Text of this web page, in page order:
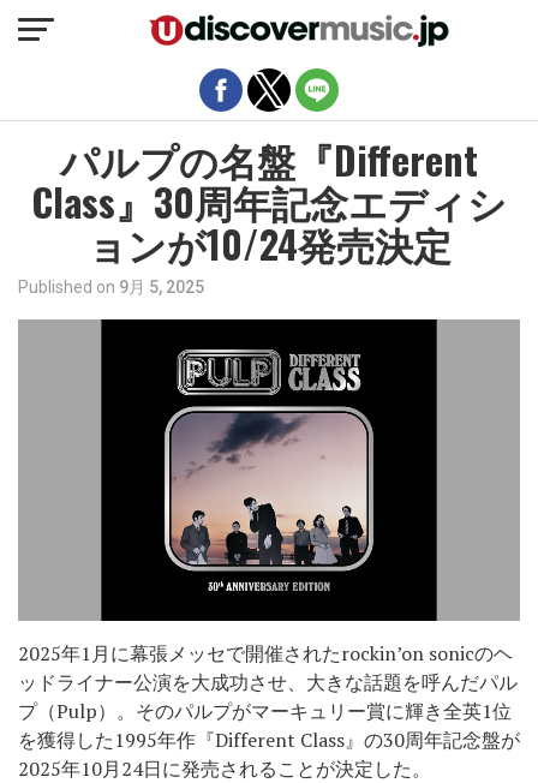
パルプの名盤『Different
Class』30周年記念エディシ
ョンが10/24発売決定
Published on 9月 5, 2025
2025年1月に幕張メッセで開催されたrockin’on sonicのヘ
ッドライナー公演を大成功させ、大きな話題を呼んだパル
プ（Pulp）。そのパルプがマーキュリー賞に輝き全英1位
を獲得した1995年作『Different Class』の30周年記念盤が
2025年10月24日に発売されることが決定した。
モバイルバージョンを終了